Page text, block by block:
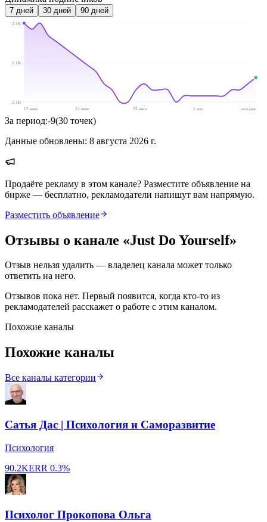
7 дней 30 дней 90 дней
2.1K
2.1K
2.1K
15 июн
22 июн 25 июл 1 авг сегодня
За период:-9(30 точек)
Данные обновлены: 8 августа 2026 г.
Продаёте рекламу в этом канале? Разместите объявление на
бирже — бесплатно, рекламодатели напишут вам напрямую.
Разместить объявление
Отзывы о канале «Just Do Yourself»
Отзыв нельзя удалить — владелец канала может только
ответить на него.
Отзывов пока нет. Первый появится, когда кто-то из
рекламодателей расскажет о работе с этим каналом.
Похожие каналы
Похожие каналы
Все каналы категории
Сатья Дас | Психология и Саморазвитие
Психология
90.2KERR 0.3%
Психолог Прокопова Ольга